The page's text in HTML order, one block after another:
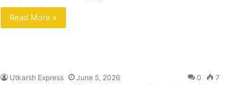
Read More »
Utkarsh Express June 5, 2026 0 7